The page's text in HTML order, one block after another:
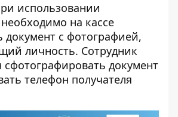
использовании
на кассе
документ с фотографией,
личность. Сотрудник
сфотографировать документ
телефон получателя